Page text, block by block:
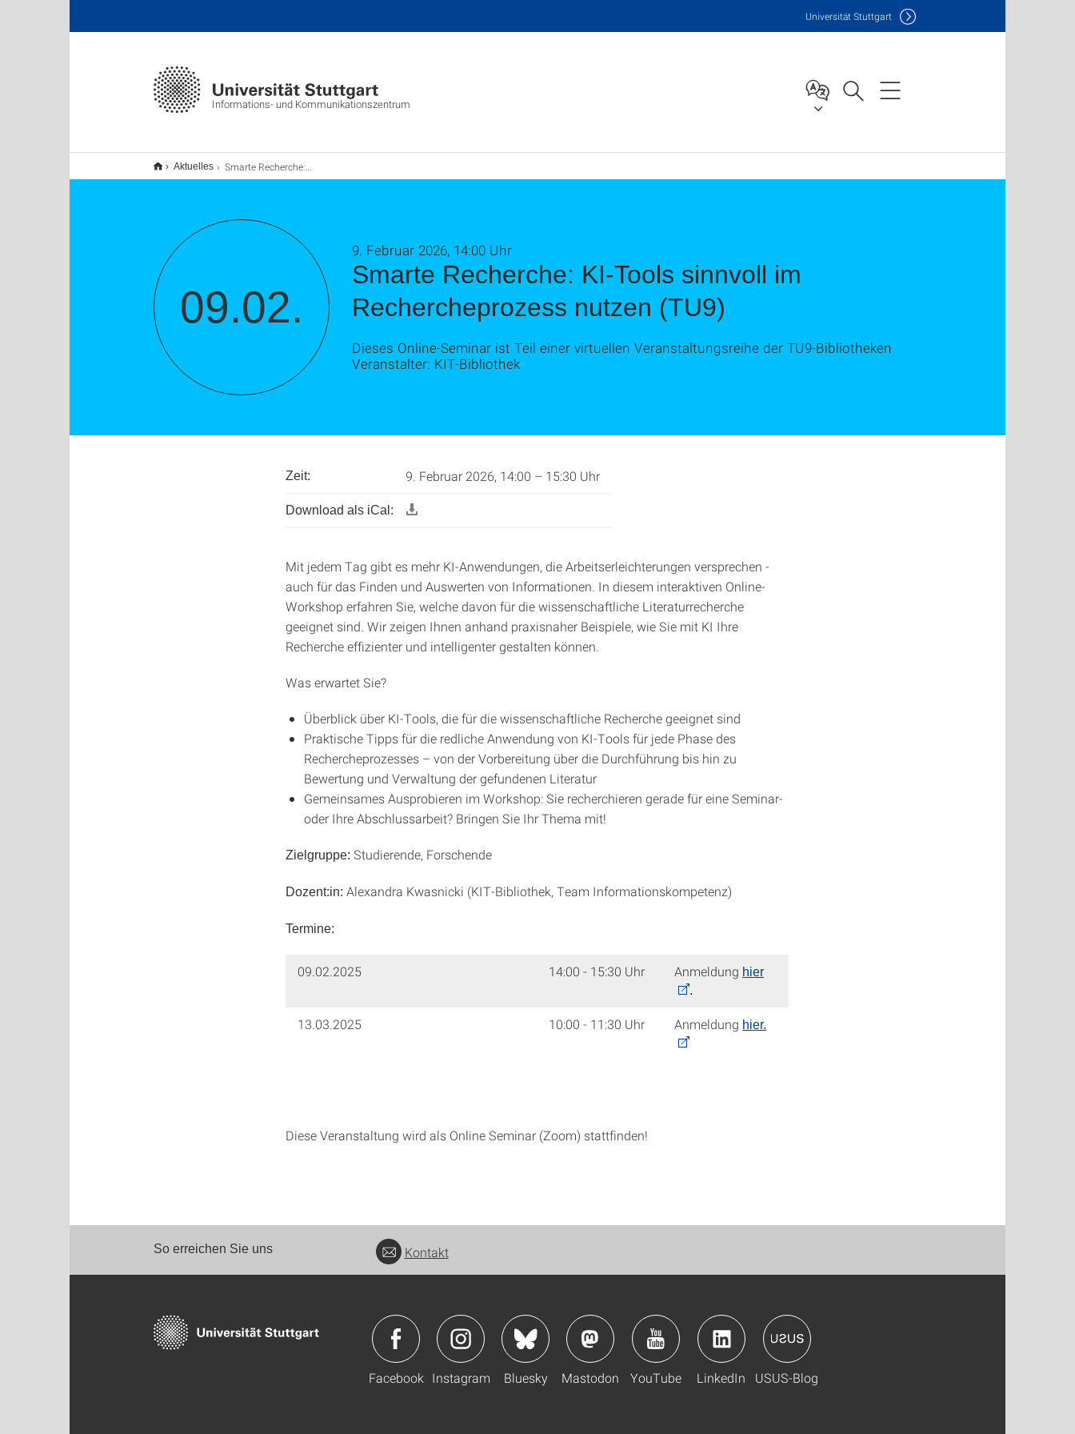
Informations- und Kommunikationszentrum
Universität Stuttgart
Aktuelles Smarte Recherche: KI-Tools sinnvoll im Rechercheprozess nutzen (TU9)
09.02.
Smarte Recherche: KI-Tools sinnvoll im
Rechercheprozess nutzen (TU9)
9. Februar 2026, 14:00 Uhr
Dieses Online-Seminar ist Teil einer virtuellen Veranstaltungsreihe der TU9-Bibliotheken
Veranstalter: KIT-Bibliothek
Zeit: 9. Februar 2026, 14:00 – 15:30 Uhr
Download als iCal:
Mit jedem Tag gibt es mehr KI-Anwendungen, die Arbeitserleichterungen versprechen -
auch für das Finden und Auswerten von Informationen. In diesem interaktiven Online-
Workshop erfahren Sie, welche davon für die wissenschaftliche Literaturrecherche
geeignet sind. Wir zeigen Ihnen anhand praxisnaher Beispiele, wie Sie mit KI Ihre
Recherche effizienter und intelligenter gestalten können.
Was erwartet Sie?
Überblick über KI-Tools, die für die wissenschaftliche Recherche geeignet sind
Praktische Tipps für die redliche Anwendung von KI-Tools für jede Phase des
Rechercheprozesses – von der Vorbereitung über die Durchführung bis hin zu
Bewertung und Verwaltung der gefundenen Literatur
Gemeinsames Ausprobieren im Workshop: Sie recherchieren gerade für eine Seminar-
oder Ihre Abschlussarbeit? Bringen Sie Ihr Thema mit!
Zielgruppe: Studierende, Forschende
Dozent:in: Alexandra Kwasnicki (KIT-Bibliothek, Team Informationskompetenz)
Termine:
09.02.2025 14:00 - 15:30 Uhr Anmeldung hier
.
13.03.2025 10:00 - 11:30 Uhr Anmeldung hier.
Diese Veranstaltung wird als Online Seminar (Zoom) stattfinden!
So erreichen Sie uns Kontakt
Facebook Instagram Bluesky Mastodon YouTube LinkedIn USUS-Blog